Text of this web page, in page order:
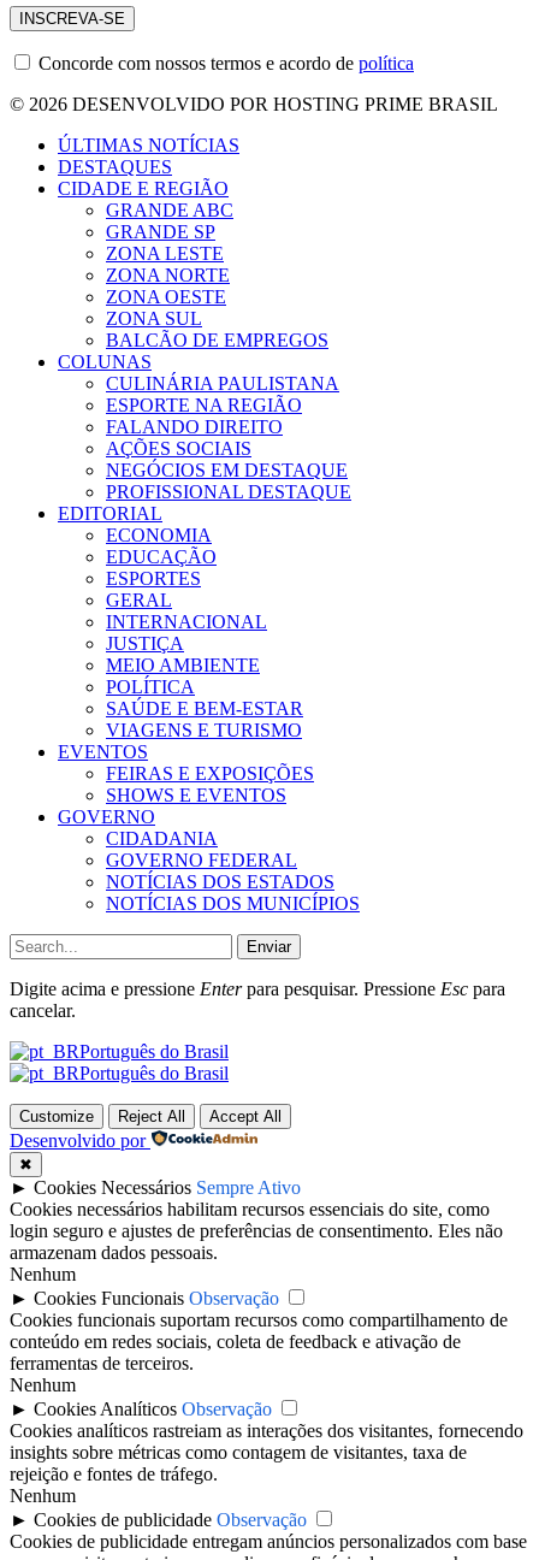
Concorde com nossos termos e acordo de política
© 2026 DESENVOLVIDO POR HOSTING PRIME BRASIL
ÚLTIMAS NOTÍCIAS
DESTAQUES
CIDADE E REGIÃO
GRANDE ABC
GRANDE SP
ZONA LESTE
ZONA NORTE
ZONA OESTE
ZONA SUL
BALCÃO DE EMPREGOS
COLUNAS
CULINÁRIA PAULISTANA
ESPORTE NA REGIÃO
FALANDO DIREITO
AÇÕES SOCIAIS
NEGÓCIOS EM DESTAQUE
PROFISSIONAL DESTAQUE
EDITORIAL
ECONOMIA
EDUCAÇÃO
ESPORTES
GERAL
INTERNACIONAL
JUSTIÇA
MEIO AMBIENTE
POLÍTICA
SAÚDE E BEM-ESTAR
VIAGENS E TURISMO
EVENTOS
FEIRAS E EXPOSIÇÕES
SHOWS E EVENTOS
GOVERNO
CIDADANIA
GOVERNO FEDERAL
NOTÍCIAS DOS ESTADOS
NOTÍCIAS DOS MUNICÍPIOS
Enviar
Digite acima e pressione Enterpara pesquisar. Pressione Esc para
cancelar.
Português do Brasil
Português do Brasil
Customize Reject All Accept All
Desenvolvido por
✖
► Cookies Necessários Sempre Ativo
Cookies necessários habilitam recursos essenciais do site, como
login seguro e ajustes de preferências de consentimento. Eles não
armazenam dados pessoais.
Nenhum
► Cookies Funcionais Observação
Cookies funcionais suportam recursos como compartilhamento de
conteúdo em redes sociais, coleta de feedback e ativação de
ferramentas de terceiros.
Nenhum
► Cookies Analíticos Observação
Cookies analíticos rastreiam as interações dos visitantes, fornecendo
insights sobre métricas como contagem de visitantes, taxa de
rejeição e fontes de tráfego.
Nenhum
► Cookies de publicidade Observação
Cookies de publicidade entregam anúncios personalizados com base